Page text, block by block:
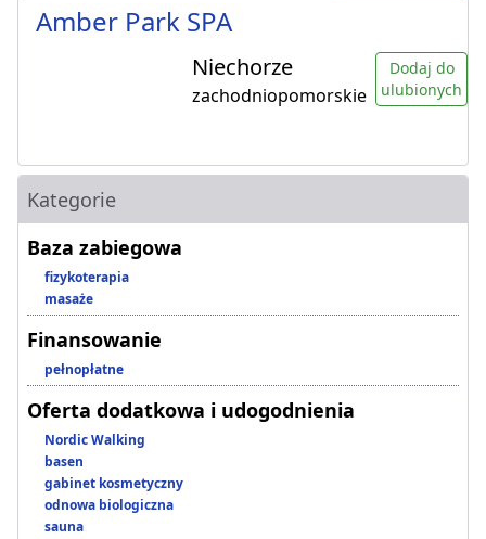
Amber Park SPA
Niechorze
zachodniopomorskie
Dodaj do
ulubionych
Kategorie
Baza zabiegowa
fizykoterapia
masaże
Finansowanie
pełnopłatne
Oferta dodatkowa i udogodnienia
Nordic Walking
basen
gabinet kosmetyczny
odnowa biologiczna
sauna